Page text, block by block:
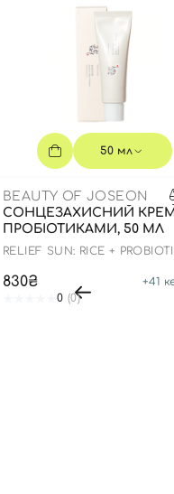
50 мл
BEAUTY OF JOSEON
СОНЦЕЗАХИСНИЙ КРЕМ
ПРОБІОТИКАМИ, 50 МЛ
RELIEF SUN: RICE +
830₴ +41
0 (0)